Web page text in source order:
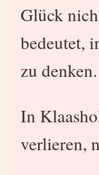
Glück
bedeutet,
zu denken.
In
verlieren,